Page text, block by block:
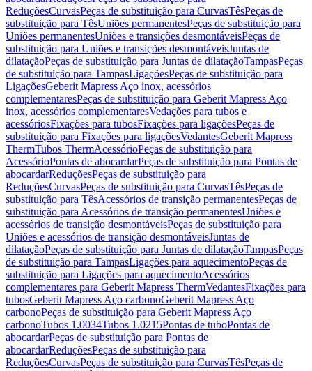
ReduçõesCurvasPeças de substituição para CurvasTêsPeças de
substituição para TêsUniões permanentesPeças de substituição para
Uniões permanentesUniões e transições desmontáveisPeças de
substituição para Uniões e transições desmontáveisJuntas de
dilataçãoPeças de substituição para Juntas de dilataçãoTampasPeças
de substituição para TampasLigaçõesPeças de substituição para
LigaçõesGeberit Mapress Aço inox, acessórios
complementaresPeças de substituição para Geberit Mapress Aço
inox, acessórios complementaresVedações para tubos e
acessóriosFixações para tubosFixações para ligaçõesPeças de
substituição para Fixações para ligaçõesVedantesGeberit Mapress
ThermTubos ThermAcessórioPeças de substituição para
AcessórioPontas de abocardarPeças de substituição para Pontas de
abocardarReduçõesPeças de substituição para
ReduçõesCurvasPeças de substituição para CurvasTêsPeças de
substituição para TêsAcessórios de transição permanentesPeças de
substituição para Acessórios de transição permanentesUniões e
acessórios de transição desmontáveisPeças de substituição para
Uniões e acessórios de transição desmontáveisJuntas de
dilataçãoPeças de substituição para Juntas de dilataçãoTampasPeças
de substituição para TampasLigações para aquecimentoPeças de
substituição para Ligações para aquecimentoAcessórios
complementares para Geberit Mapress ThermVedantesFixações para
tubosGeberit Mapress Aço carbonoGeberit Mapress Aço
carbonoPeças de substituição para Geberit Mapress Aço
carbonoTubos 1.0034Tubos 1.0215Pontas de tuboPontas de
abocardarPeças de substituição para Pontas de
abocardarReduçõesPeças de substituição para
ReduçõesCurvasPeças de substituição para CurvasTêsPeças de